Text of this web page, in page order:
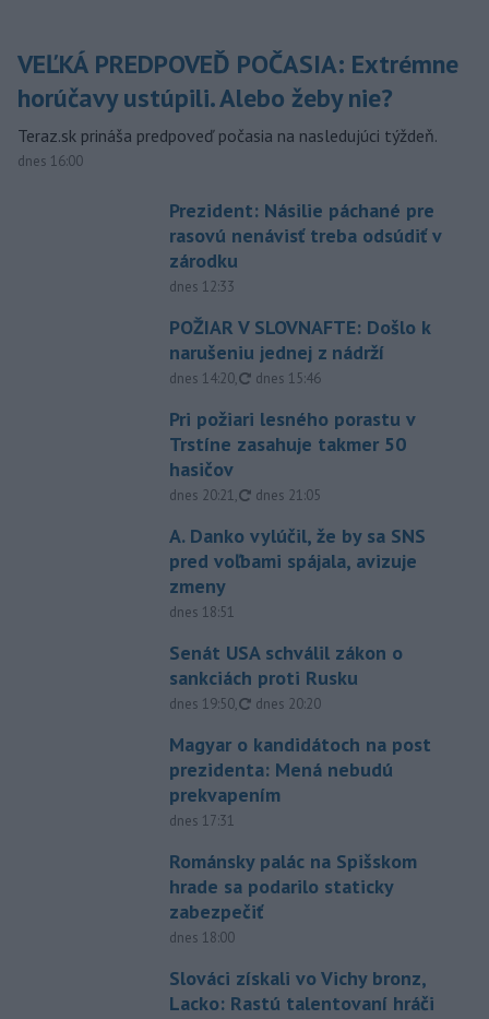
VEĽKÁ PREDPOVEĎ POČASIA: Extrémne
horúčavy ustúpili. Alebo žeby nie?
Teraz.sk prináša predpoveď počasia na nasledujúci týždeň.
dnes 16:00
Prezident: Násilie páchané pre
rasovú nenávisť treba odsúdiť v
zárodku
dnes 12:33
POŽIAR V SLOVNAFTE: Došlo k
narušeniu jednej z nádrží
dnes 14:20, aktualizované
dnes 15:46
Pri požiari lesného porastu v
Trstíne zasahuje takmer 50
hasičov
dnes 20:21, aktualizované
dnes 21:05
A. Danko vylúčil, že by sa SNS
pred voľbami spájala, avizuje
zmeny
dnes 18:51
Senát USA schválil zákon o
sankciách proti Rusku
dnes 19:50, aktualizované
dnes 20:20
Magyar o kandidátoch na post
prezidenta: Mená nebudú
prekvapením
dnes 17:31
Románsky palác na Spišskom
hrade sa podarilo staticky
zabezpečiť
dnes 18:00
Slováci získali vo Vichy bronz,
Lacko: Rastú talentovaní hráči